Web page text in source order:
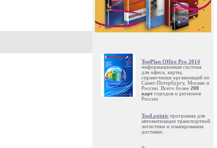
TopPlan Office Pro 2014
информационная система
для офиса, карты,
справочники организаций по
Санкт-Петербургу, Москве и
России. Всего более 200
картгородов и регионов
России
TopLogistic программа для
автоматизации транспортной
логистики и планирования
доставки.